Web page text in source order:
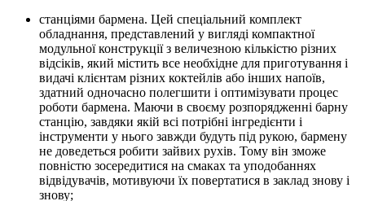
станціями бармена. Цей спеціальний комплект
обладнання, представлений у вигляді компактної
модульної конструкції з величезною кількістю різних
відсіків, який містить все необхідне для приготування і
видачі клієнтам різних коктейлів або інших напоїв,
здатний одночасно полегшити і оптимізувати процес
роботи бармена. Маючи в своєму розпорядженні барну
станцію, завдяки якій всі потрібні інгредієнти і
інструменти у нього завжди будуть під рукою, бармену
не доведеться робити зайвих рухів. Тому він зможе
повністю зосередитися на смаках та уподобаннях
відвідувачів, мотивуючи їх повертатися в заклад знову і
знову;